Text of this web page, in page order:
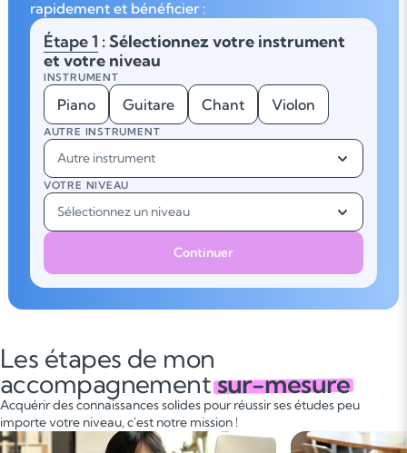
rapidement et bénéficier :
Étape 1 : Sélectionnez votre instrument
et votre niveau
INSTRUMENT
Piano Guitare Chant Violon
AUTRE INSTRUMENT
Autre instrument
VOTRE NIVEAU
Sélectionnez un niveau
Continuer
Les étapes de mon
accompagnementsur-mesure
Acquérir des connaissances solides pour réussir ses études peu
importe votre niveau, c'est notre mission !